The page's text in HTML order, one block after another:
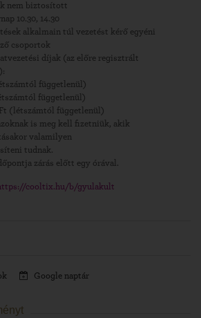
nem biztosított
10.30, 14.30
alkalmain túl vezetést kérő egyéni
csoportok
díjak (az előre regisztrált
függetlenül)
függetlenül)
(létszámtól függetlenül)
is meg kell fizetniük, akik
valamilyen
tudnak.
zárás előtt egy órával.
cooltix.hu/b/gyulakult
Google naptár